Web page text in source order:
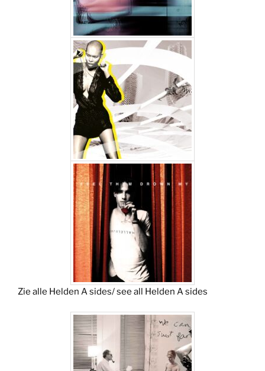
Zie alle Helden A sides/ see all Helden A sides